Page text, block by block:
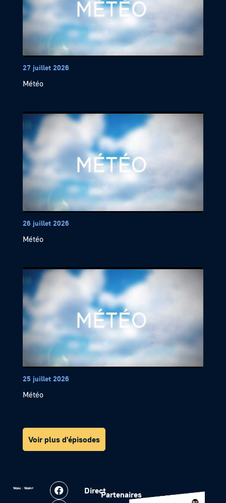
27 juillet 2026
Météo
26 juillet 2026
Météo
25 juillet 2026
Météo
Voir plus d'épisodes
DirectPartenaires